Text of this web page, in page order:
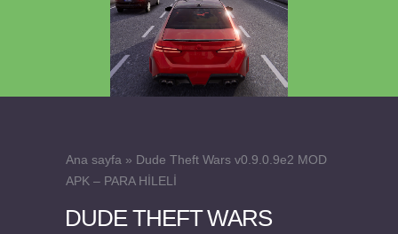
Ana sayfa » Dude Theft Wars v0.9.0.9e2 MOD
APK – PARA HİLELİ
DUDE THEFT WARS